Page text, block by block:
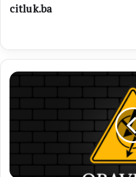
citluk.ba
Prekidi